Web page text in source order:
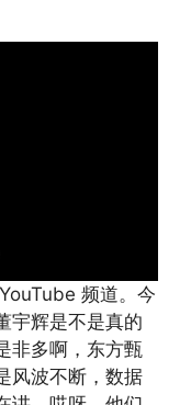
频道。今
宇辉是不是真的
非多啊，东方甄
风波不断，数据